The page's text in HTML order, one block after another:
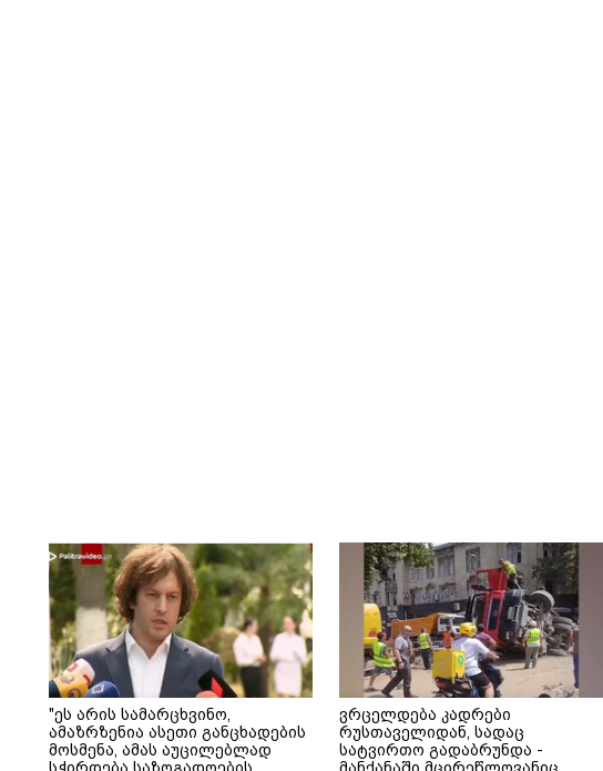
"ეს არის სამარცხვინო,
ამაზრზენია ასეთი განცხადების
მოსმენა, ამას აუცილებლად
ვრცელდება კადრები
რუსთაველიდან, სადაც
სატვირთო გადაბრუნდა -